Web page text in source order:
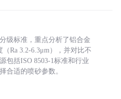
级标准，重点分析了铝合金
Ra 3.2-6.3μm），并对比不
包括ISO 8503-1标准和行业
合适的喷砂参数。